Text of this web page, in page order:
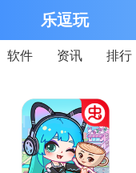
乐逗玩
软件 资讯 排行